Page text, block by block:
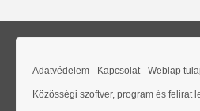
Adatvédelem - Kapcsolat - Weblap
Közösségi szoftver, program és felirat